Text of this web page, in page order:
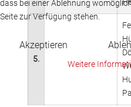
5.
dass bei einer Ablehnung
Seite zur Verfügung stehen.
Akzeptieren
Weitere